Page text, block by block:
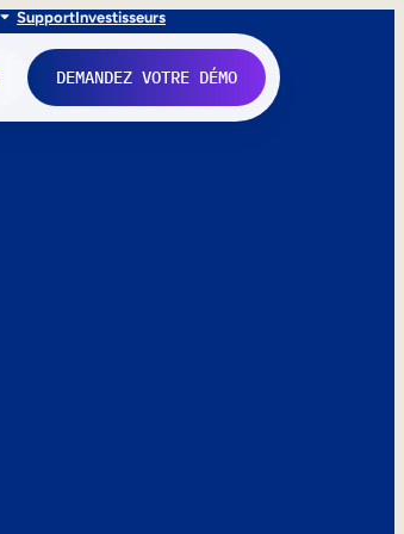
SupportInvestisseurs
DEMANDEZ VOTRE DÉMO